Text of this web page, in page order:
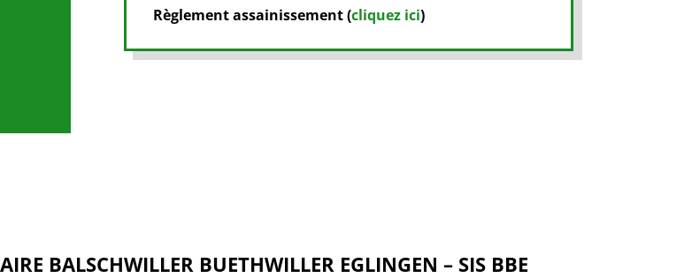
Règlement assainissement (cliquez ici)
BALSCHWILLER BUETHWILLER EGLINGEN – SIS BBE